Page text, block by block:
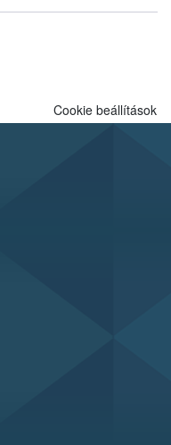
hogy egy alapanyagot
a vállalkozásnak az
Cookie beállítások